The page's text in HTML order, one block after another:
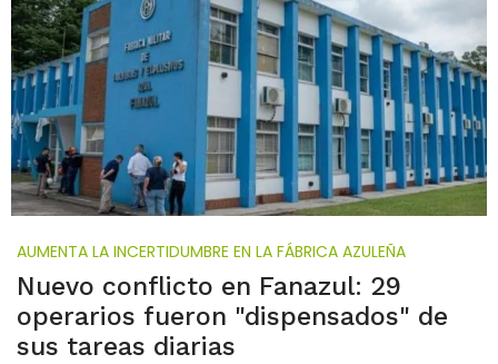
AUMENTA LA INCERTIDUMBRE EN LA FÁBRICA AZULEÑA
Nuevo conflicto en Fanazul: 29
operarios fueron "dispensados" de
sus tareas diarias